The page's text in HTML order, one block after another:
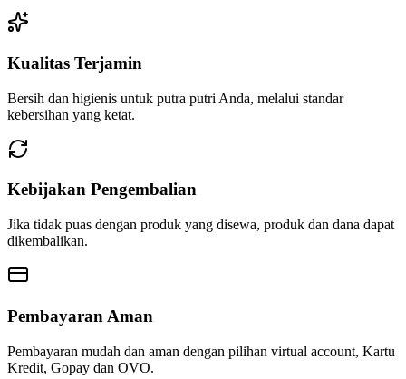
Kualitas Terjamin
Bersih dan higienis untuk putra putri Anda, melalui standar
kebersihan yang ketat.
Kebijakan Pengembalian
Jika tidak puas dengan produk yang disewa, produk dan dana dapat
dikembalikan.
Pembayaran Aman
Pembayaran mudah dan aman dengan pilihan virtual account, Kartu
Kredit, Gopay dan OVO.